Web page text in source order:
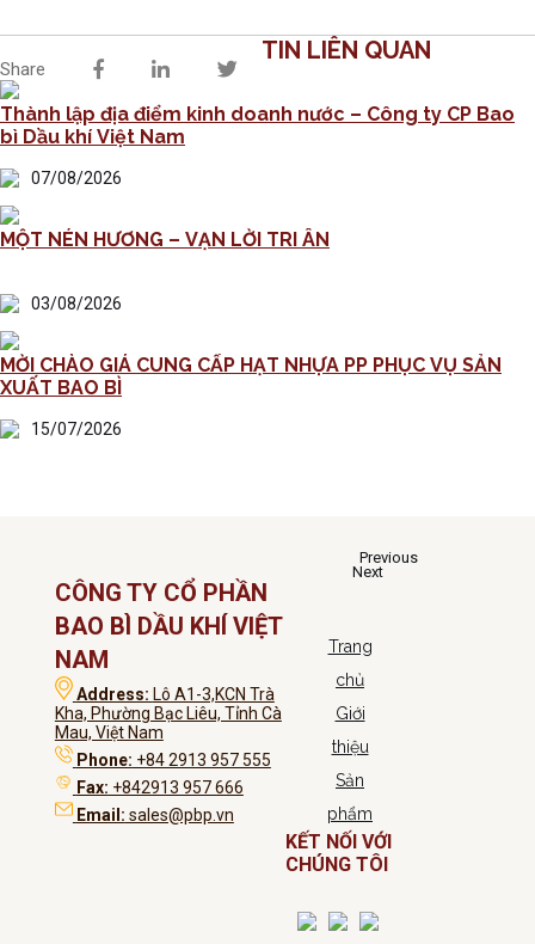
Previous
Next
Share
TIN LIÊN QUAN
Thành lập địa điểm kinh doanh nước – Công ty CP Bao
bì Dầu khí Việt Nam
07/08/2026
MỘT NÉN HƯƠNG – VẠN LỜI TRI ÂN
03/08/2026
MỜI CHÀO GIÁ CUNG CẤP HẠT NHỰA PP PHỤC VỤ SẢN
XUẤT BAO BÌ
15/07/2026
CÔNG TY CỔ PHẦN
BAO BÌ DẦU KHÍ VIỆT
NAM
Address: Lô A1-3,KCN Trà
Kha, Phường Bạc Liêu, Tỉnh Cà
Mau, Việt Nam
Phone: +84 2913 957 555
Fax: +842913 957 666
Email: sales@pbp.vn
Trang
chủ
Giới
thiệu
Sản
phẩm
KẾT NỐI VỚI
CHÚNG TÔI